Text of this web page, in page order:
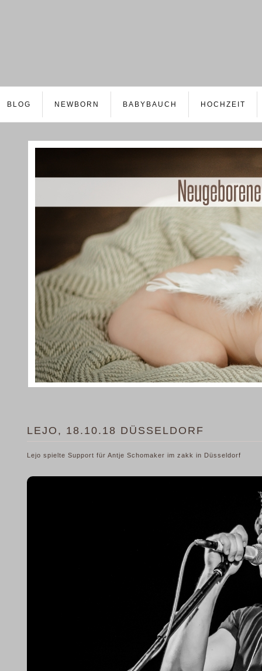
BLOG NEWBORN BABYBAUCH HOCHZEIT
LEJO, 18.10.18 DÜSSELDORF
Lejo spielte Support für Antje Schomaker im zakk in Düsseldorf